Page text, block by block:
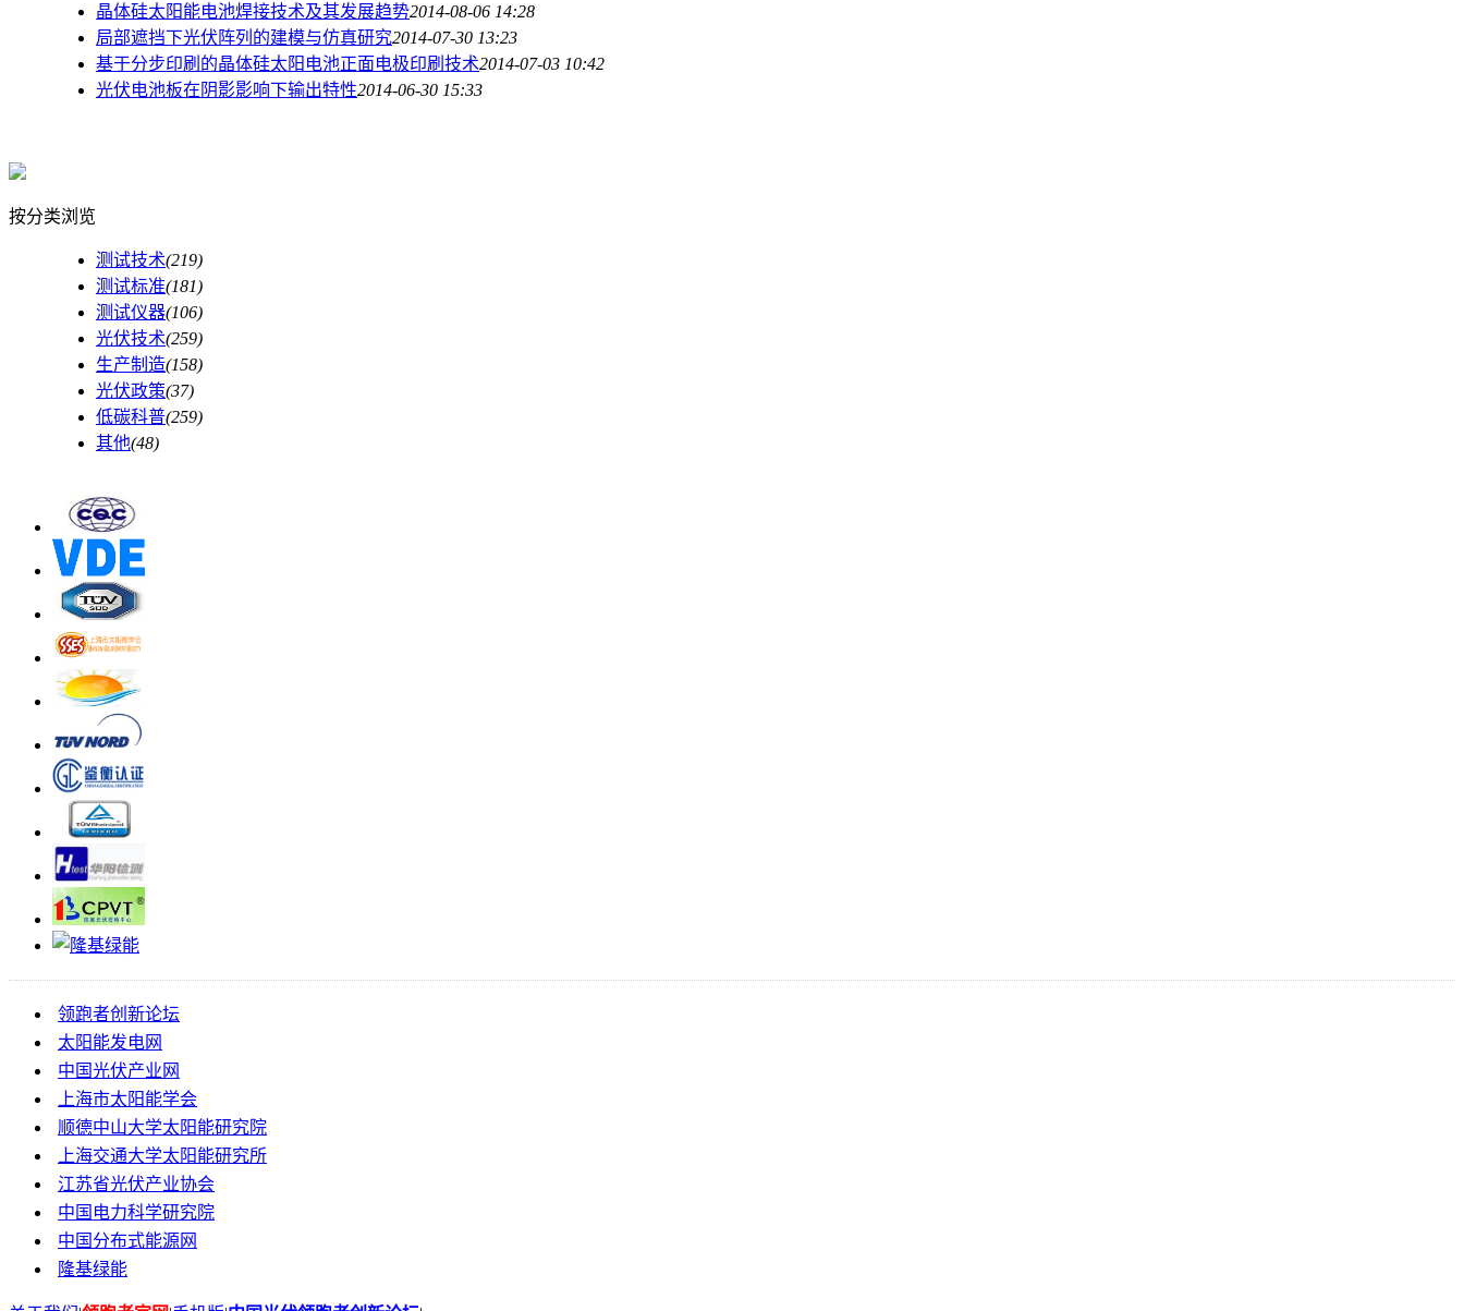
晶体硅太阳能电池焊接技术及其发展趋势2014-08-06 14:28
局部遮挡下光伏阵列的建模与仿真研究2014-07-30 13:23
基于分步印刷的晶体硅太阳电池正面电极印刷技术2014-07-03 10:42
光伏电池板在阴影影响下输出特性2014-06-30 15:33
按分类浏览
测试技术(219)
测试标准(181)
测试仪器(106)
光伏技术(259)
生产制造(158)
光伏政策(37)
低碳科普(259)
其他(48)
领跑者创新论坛
太阳能发电网
中国光伏产业网
上海市太阳能学会
顺德中山大学太阳能研究院
上海交通大学太阳能研究所
江苏省光伏产业协会
中国电力科学研究院
中国分布式能源网
隆基绿能